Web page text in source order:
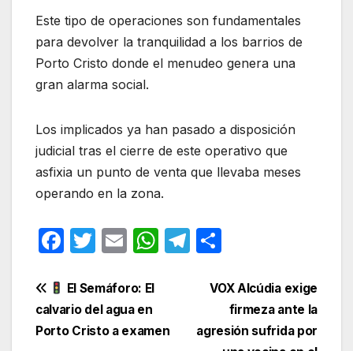
Este tipo de operaciones son fundamentales
para devolver la tranquilidad a los barrios de
Porto Cristo donde el menudeo genera una
gran alarma social.
Los implicados ya han pasado a disposición
judicial tras el cierre de este operativo que
asfixia un punto de venta que llevaba meses
operando en la zona.
F
c
e
b
T
itt
er
E
ail
W
A
T
a
m
p
ar
Navegación
de
VOX Alcúdia exige
firmeza ante la
agresión sufrida por
El Semáforo: El
calvario del agua en
Porto Cristo a examen